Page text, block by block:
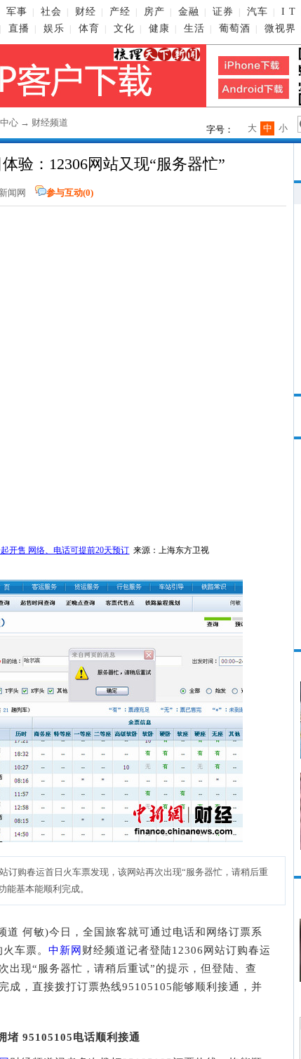
军事 社会 财经 产经 房产 金融 证券 汽车 I T
直播 娱乐 体育 文化 健康 生活 葡萄酒 微视界
心 → 财经频道
字号： 小
中
大
验：12306网站又现“服务器忙”
闻网 参与互动(0)
开售 网络、电话可提前20天预订 来源：上海东方卫视
订购春运首日火车票发现，该网站再次出现“服务器忙，请稍后重
能基本能顺利完成。
道 何敏)今日，全国旅客就可通过电话和网络订票系
车票。 中新网 财经频道记者登陆12306网站订购春运
出现“服务器忙，请稍后重试”的提示，但登陆、查
成，直接拨打订票热线95105105能够顺利接通，并
堵 95105105电话顺利接通